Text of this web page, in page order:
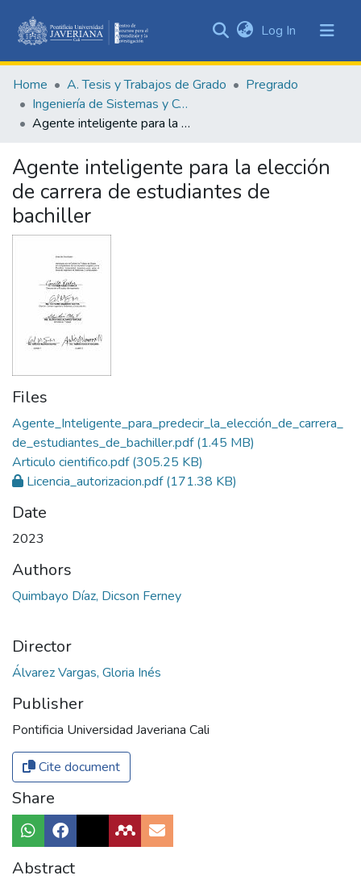
&
Collections
Statistics
Log In (current)
Home A. Tesis y Trabajos de Grado
Pregrado
Ingeniería de Sistemas y Computación
Agente inteligente para la elección de carrera de estudiantes de bachiller
Agente inteligente para la elección
de carrera de estudiantes de
bachiller
Files
Agente_Inteligente_para_predecir_la_elección_de_carrera_
de_estudiantes_de_bachiller.pdf(1.45 MB)
Articulo cientifico.pdf(305.25 KB)
Licencia_autorizacion.pdf(171.38 KB)
Date
2023
Authors
Quimbayo Díaz, Dicson Ferney
Director
Álvarez Vargas, Gloria Inés
Publisher
Pontificia Universidad Javeriana Cali
Cite document
Share
Abstract